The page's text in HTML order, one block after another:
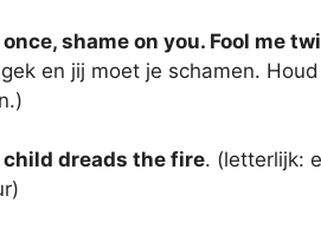
once, shame on you. Fool me
en jij moet je schamen.
dreads the fire. (letterlijk: